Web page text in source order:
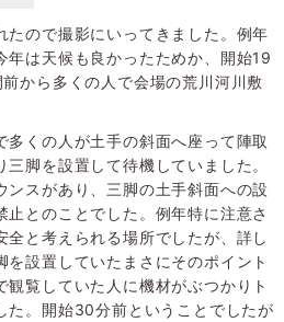
たので撮影にいってきました。例年
年は天候も良かったためか、開始19
から多くの人で会場の荒川河川敷
くの人が土手の斜面へ座って陣取
脚を設置して待機していました。
ンスがあり、三脚の土手斜面への設
とのことでした。例年特に注意さ
と考えられる場所でしたが、詳し
を設置していたまさにそのポイント
覧していた人に機材がぶつかりト
た。開始30分前ということでしたが